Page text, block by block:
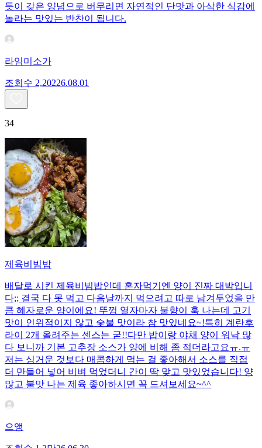
듯이 갖은 양념으로 버무리면 자연적인 단맛과 아삭한 식감에
놀라는 맛있는 반찬이 됩니다.
라임미소가
조회수 2,20226.08.01
34
제육비빔밥
배달로 시킨 제육비빔밥인데 혼자먹기엔 양이 진짜 대박입니
다;; 결국 다 못 먹고 다음날까지 먹으려고 따로 남겨두었을 만
큼 혜자로운 양이에요! 뚜껑 열자마자 불향이 훅 나는데 고기
맛이 인위적이지 않고 숯불 맛이라 참 맛있네요~!특히 계란후
라이 2개 올려주는 센스는 굳!! ​다만 밥이랑 야채 양이 워낙 많
다 보니까 기본 고추장 소스가 양에 비해 좀 적더라고요ㅠ.ㅠ
저는 싱거운 것보다 매콤하게 먹는 걸 좋아해서 소스를 직접
더 만들어 넣어 비벼 먹었더니 간이 딱 맞고 맛있었습니다! 양
많고 불맛 나는 제육 좋아하시면 꼭 드셔보세요~^^
으앵